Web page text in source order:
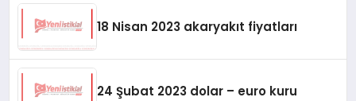
18 Nisan 2023 akaryakıt fiyatları
24 Şubat 2023 dolar – euro kuru